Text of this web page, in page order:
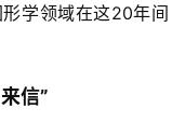
学领域在这20年间
信”